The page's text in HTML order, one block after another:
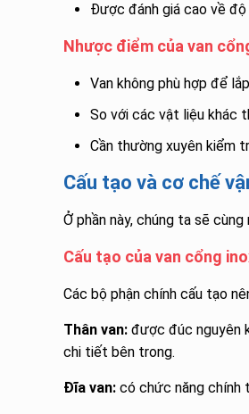
Được đánh giá cao về
Nhược điểm của van
Van không phù hợp để
So với các vật liệu khác
Cần thường xuyên kiểm
Cấu tạo và cơ chế
Ở phần này, chúng ta sẽ
Cấu tạo của van cổng
Các bộ phận chính cấu tạo
Thân van:được đúc nguyên
chi tiết bên trong.
Đĩa van:có chức năng chính